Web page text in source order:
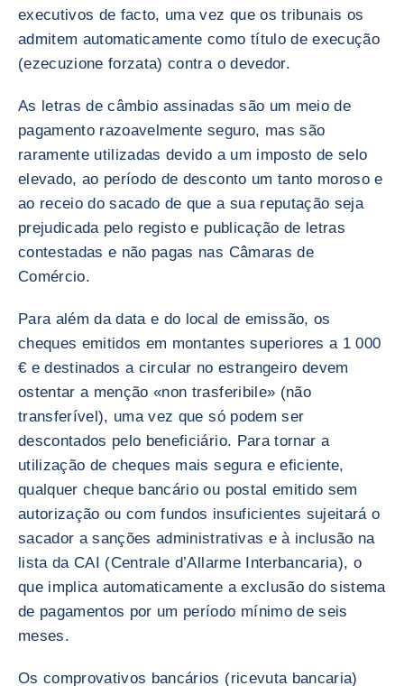
executivos de facto, uma vez que os tribunais os
admitem automaticamente como título de execução
(ezecuzione forzata) contra o devedor.
As letras de câmbio assinadas são um meio de
pagamento razoavelmente seguro, mas são
raramente utilizadas devido a um imposto de selo
elevado, ao período de desconto um tanto moroso e
ao receio do sacado de que a sua reputação seja
prejudicada pelo registo e publicação de letras
contestadas e não pagas nas Câmaras de
Comércio.
Para além da data e do local de emissão, os
cheques emitidos em montantes superiores a 1 000
€ e destinados a circular no estrangeiro devem
ostentar a menção «non trasferibile» (não
transferível), uma vez que só podem ser
descontados pelo beneficiário. Para tornar a
utilização de cheques mais segura e eficiente,
qualquer cheque bancário ou postal emitido sem
autorização ou com fundos insuficientes sujeitará o
sacador a sanções administrativas e à inclusão na
lista da CAI (Centrale d’Allarme Interbancaria), o
que implica automaticamente a exclusão do sistema
de pagamentos por um período mínimo de seis
meses.
Os comprovativos bancários (ricevuta bancaria)